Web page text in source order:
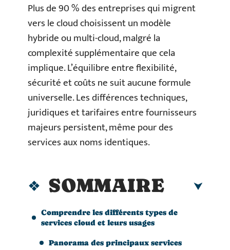
Plus de 90 % des entreprises qui migrent
vers le cloud choisissent un modèle
hybride ou multi-cloud, malgré la
complexité supplémentaire que cela
implique. L’équilibre entre flexibilité,
sécurité et coûts ne suit aucune formule
universelle. Les différences techniques,
juridiques et tarifaires entre fournisseurs
majeurs persistent, même pour des
services aux noms identiques.
SOMMAIRE
Comprendre les différents types de
services cloud et leurs usages
Panorama des principaux services